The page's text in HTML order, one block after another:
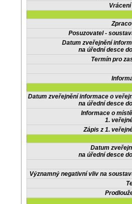
Posuzovatel -
Datum zveřejnění
na úřední desce
Termín pro
Datum zveřejnění informace o
na úřední desce
Informace o
1.
Zápis z 1.
Datum
na úřední desce
Významný negativní vliv na